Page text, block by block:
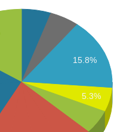
15.8%
5.3%